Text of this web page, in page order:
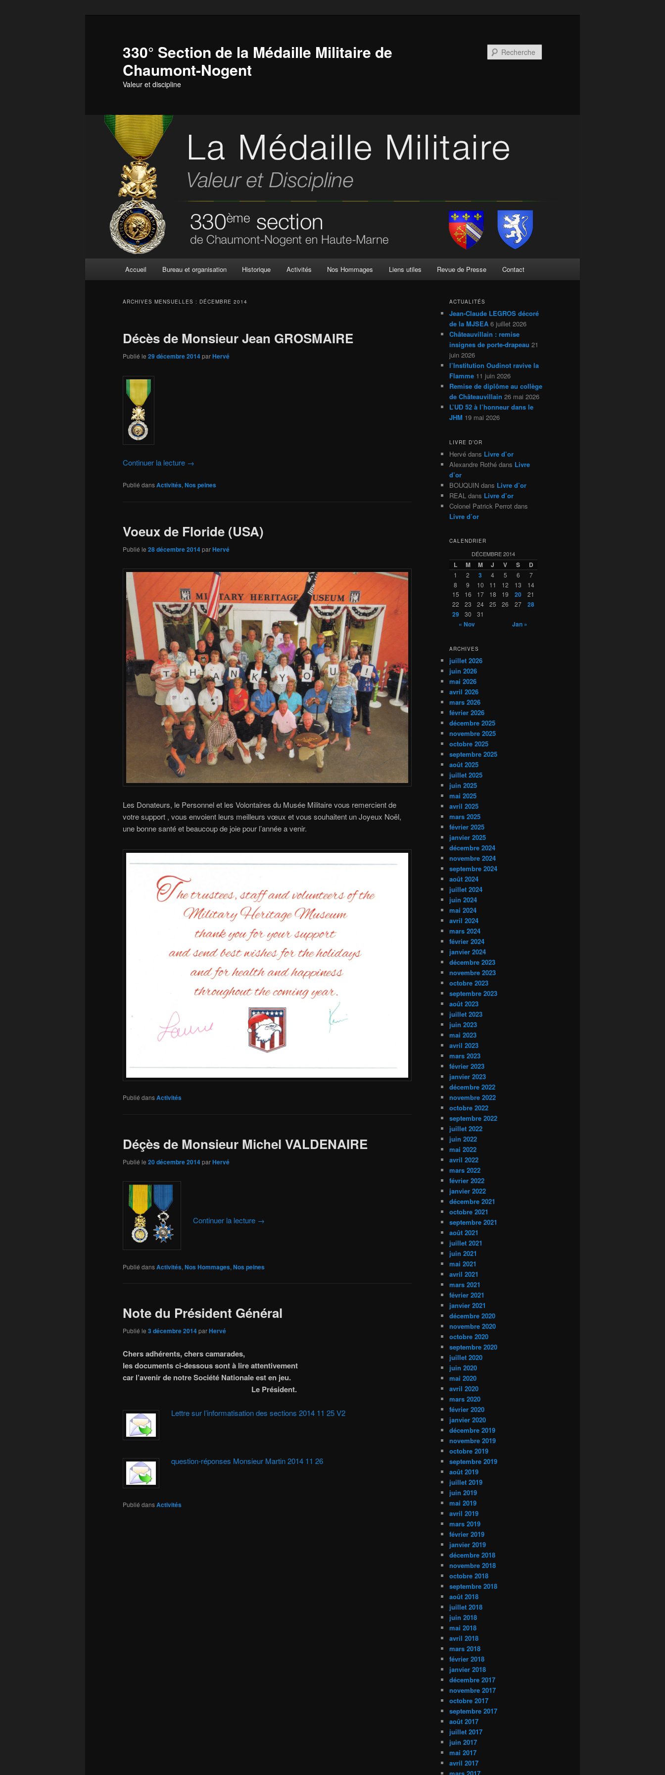
330° Section de la Médaille Militaire de
Chaumont-Nogent
Valeur et discipline
Accueil Bureau et organisation Historique Activités Nos Hommages Liens utiles Revue de Presse Contact
ARCHIVES MENSUELLES : DÉCEMBRE 2014
Décès de Monsieur Jean GROSMAIRE
Publié le 29 décembre 2014parHervé
Continuer la lecture →
Publié dansActivités,Nos peines
Voeux de Floride (USA)
Publié le 28 décembre 2014parHervé
Les Donateurs, le Personnel et les Volontaires du Musée Militaire vous remercient de
votre support , vous envoient leurs meilleurs vœux et vous souhaitent un Joyeux Noël,
une bonne santé et beaucoup de joie pour l’année a venir.
Publié dansActivités
Déçès de Monsieur Michel VALDENAIRE
Publié le 20 décembre 2014parHervé
Continuer la lecture →
Publié dansActivités, Nos Hommages, Nos peines
Note du Président Général
Publié le 3 décembre 2014parHervé
Chers adhérents, chers camarades,
les documents ci-dessous sont à lire attentivement
car l’avenir de notre Société Nationale est en jeu.
Le Président.
Lettre sur l’informatisation des sections 2014 11 25 V2
question-réponses Monsieur Martin 2014 11 26
Publié dansActivités
ACTUALITÉS
Jean-Claude LEGROS décoré
de la MJSEA 6 juillet 2026
Châteauvillain : remise
insignes de porte-drapeau 21
juin 2026
l’Institution Oudinot ravive la
Flamme 11 juin 2026
Remise de diplôme au collège
de Châteauvillain 26 mai 2026
L’UD 52 à l’honneur dans le
JHM 19 mai 2026
LIVRE D’OR
Hervé dans Livre d’or
Alexandre Rothé dans Livre
d’or
BOUQUIN dans Livre d’or
REAL dans Livre d’or
Colonel Patrick Perrot dans
Livre d’or
CALENDRIER
DÉCEMBRE 2014
L M M J V S D
1 2 3 4 5 6
7
8
9 10 11 12 13
14
15
16 17 18 19 20
21
22
23 24 25 26 27
28
29
30 31
« Nov Jan »
ARCHIVES
juillet 2026
juin 2026
mai 2026
avril 2026
mars 2026
février 2026
décembre 2025
novembre 2025
octobre 2025
septembre 2025
août 2025
juillet 2025
juin 2025
mai 2025
avril 2025
mars 2025
février 2025
janvier 2025
décembre 2024
novembre 2024
septembre 2024
août 2024
juillet 2024
juin 2024
mai 2024
avril 2024
mars 2024
février 2024
janvier 2024
décembre 2023
novembre 2023
octobre 2023
septembre 2023
août 2023
juillet 2023
juin 2023
mai 2023
avril 2023
mars 2023
février 2023
janvier 2023
décembre 2022
novembre 2022
octobre 2022
septembre 2022
juillet 2022
juin 2022
mai 2022
avril 2022
mars 2022
février 2022
janvier 2022
décembre 2021
octobre 2021
septembre 2021
août 2021
juillet 2021
juin 2021
mai 2021
avril 2021
mars 2021
février 2021
janvier 2021
décembre 2020
novembre 2020
octobre 2020
septembre 2020
juillet 2020
juin 2020
mai 2020
avril 2020
mars 2020
février 2020
janvier 2020
décembre 2019
novembre 2019
octobre 2019
septembre 2019
août 2019
juillet 2019
juin 2019
mai 2019
avril 2019
mars 2019
février 2019
janvier 2019
décembre 2018
novembre 2018
octobre 2018
septembre 2018
août 2018
juillet 2018
juin 2018
mai 2018
avril 2018
mars 2018
février 2018
janvier 2018
décembre 2017
novembre 2017
octobre 2017
septembre 2017
août 2017
juillet 2017
juin 2017
mai 2017
avril 2017
mars 2017